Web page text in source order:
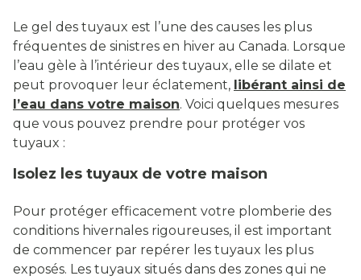
Le gel des tuyaux est l’une des causes les plus
fréquentes de sinistres en hiver au Canada. Lorsque
l’eau gèle à l’intérieur des tuyaux, elle se dilate et
peut provoquer leur éclatement, libérant ainsi de
l’eau dans votre maison. Voici quelques mesures
que vous pouvez prendre pour protéger vos
tuyaux :
Isolez les tuyaux de votre maison
Pour protéger efficacement votre plomberie des
conditions hivernales rigoureuses, il est important
de commencer par repérer les tuyaux les plus
exposés. Les tuyaux situés dans des zones qui ne